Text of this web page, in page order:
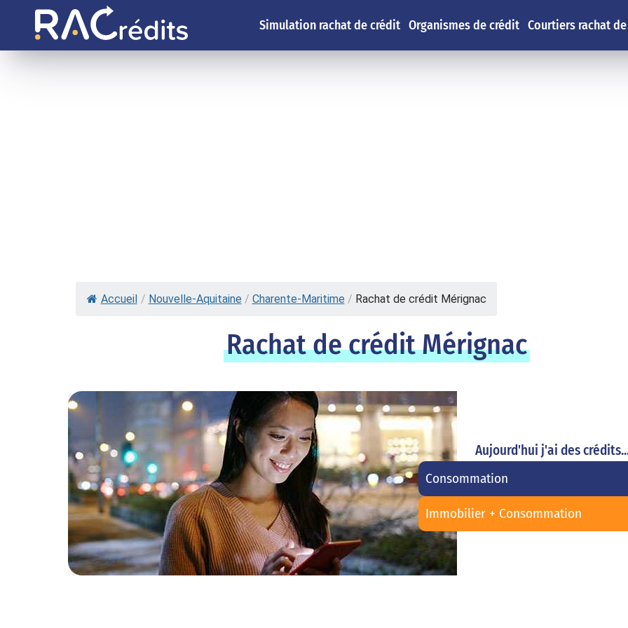
Simulation rachat de crédit Organismes de crédit Courtiers rachat
Accueil / Nouvelle-Aquitaine / Charente-Maritime / Rachat de crédit Mérignac
Rachat de crédit Mérignac
Aujourd'hui j'ai des
Consommation
Immobilier + Consommation